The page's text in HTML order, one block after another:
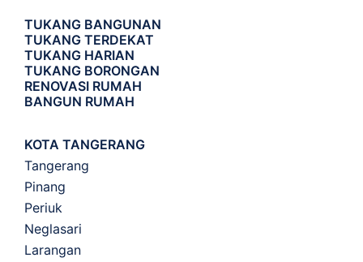
TUKANG BANGUNAN
TUKANG TERDEKAT
TUKANG HARIAN
TUKANG BORONGAN
RENOVASI RUMAH
BANGUN RUMAH
KOTA TANGERANG
Tangerang
Pinang
Periuk
Neglasari
Larangan